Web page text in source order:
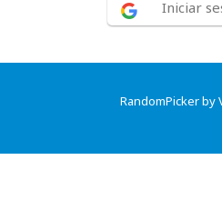
Iniciar
RandomPicker by